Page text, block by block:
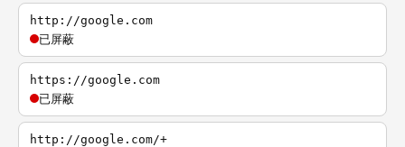
http://google.com
已屏蔽
https://google.com
已屏蔽
http://google.com/+